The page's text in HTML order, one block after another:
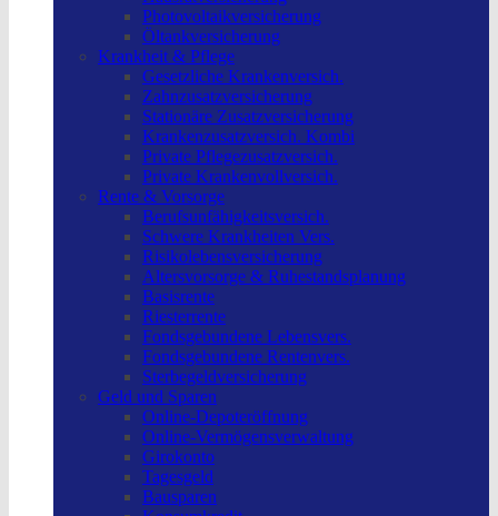
Photovoltaikversicherung
Öltankversicherung
Krankheit & Pflege
Gesetzliche Krankenversich.
Zahnzusatzversicherung
Stationäre Zusatzversicherung
Krankenzusatzversich. Kombi
Private Pflegezusatzversich.
Private Krankenvollversich.
Rente & Vorsorge
Berufs­unfähigkeitsversich.
Schwere Krankheiten Vers.
Risikolebensversicherung
Altersvorsorge & Ruhestandsplanung
Basisrente
Riesterrente
Fondsgebundene Lebensvers.
Fondsgebundene Rentenvers.
Sterbegeldversicherung
Geld und Sparen
Online-Depoteröffnung
Online-Vermögensverwaltung
Girokonto
Tagesgeld
Bausparen